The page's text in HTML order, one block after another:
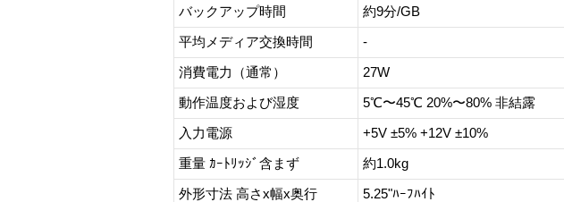
バックアップ時間 約9分/GB
平均メディア交換時間 -
消費電力（通常） 27W
動作温度および湿度 5℃〜45℃ 20%〜80% 非結露
入力電源 +5V ±5% +12V ±10%
重量 ｶｰﾄﾘｯｼﾞ含まず 約1.0kg
外形寸法 高さx幅x奥行 5.25"ﾊｰﾌﾊｲﾄ